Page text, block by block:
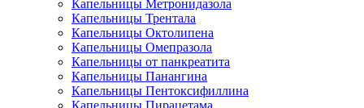
Капельницы Метронидазола
Капельницы Трентала
Капельницы Октолипена
Капельницы Омепразола
Капельницы от панкреатита
Капельницы Панангина
Капельницы Пентоксифиллина
Капельницы Пирацетама